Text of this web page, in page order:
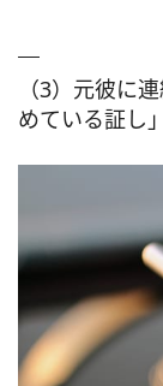
（3）元彼に
めている証し」